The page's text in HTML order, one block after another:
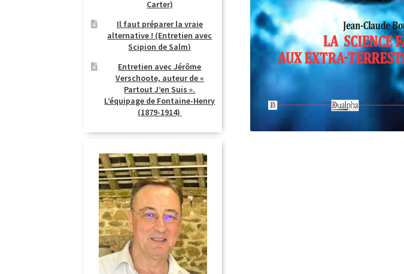
Carter)
Il faut préparer la vraie
alternative ! (Entretien avec
Scipion de Salm)
Entretien avec Jérôme
Verschoote, auteur de «
Partout J’en Suis ».
L’équipage de Fontaine-Henry
(1879-1914)